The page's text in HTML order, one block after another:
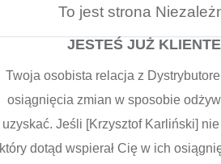
oraz ogólny Program
lub podczas rozmowy
długo w Twoim
To jest strona
JESTEŚ JUŻ
Twoja osobista relacja z
osiągnięcia zmian w sposobie
uzyskać. Jeśli [Krzysztof Karliński]
który dotąd wspierał Cię w ich